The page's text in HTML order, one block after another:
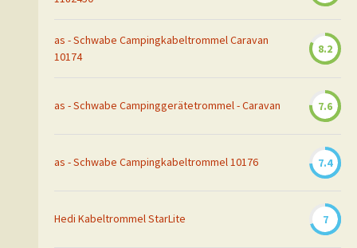
as - Schwabe Campingkabeltrommel Caravan
10174
8.2
as - Schwabe Campinggerätetrommel - Caravan 7.6
as - Schwabe Campingkabeltrommel 10176 7.4
Hedi Kabeltrommel StarLite 7